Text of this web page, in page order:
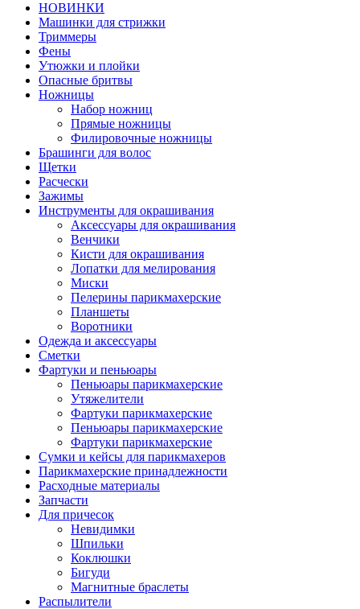
НОВИНКИ
Машинки для стрижки
Триммеры
Фены
Утюжки и плойки
Опасные бритвы
Ножницы
Набор ножниц
Прямые ножницы
Филировочные ножницы
Брашинги для волос
Щетки
Расчески
Зажимы
Инструменты для окрашивания
Аксессуары для окрашивания
Венчики
Кисти для окрашивания
Лопатки для мелирования
Миски
Пелерины парикмахерские
Планшеты
Воротники
Одежда и аксессуары
Сметки
Фартуки и пеньюары
Пеньюары парикмахерские
Утяжелители
Фартуки парикмахерские
Пеньюары парикмахерские
Фартуки парикмахерские
Сумки и кейсы для парикмахеров
Парикмахерские принадлежности
Расходные материалы
Запчасти
Для причесок
Невидимки
Шпильки
Коклюшки
Бигуди
Магнитные браслеты
Распылители